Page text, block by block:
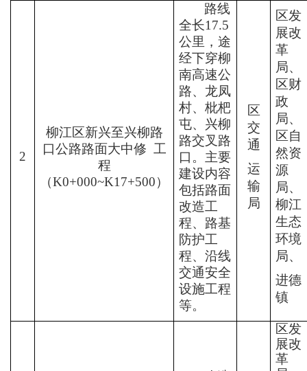
2
柳江区新兴至兴柳路
口公路路面大中修 工
程
（K0+000~K17+500）
路线
全长17.5
公里，途
经下穿柳
南高速公
路、龙凤
村、枇杷
屯、兴柳
路交叉路
口。主要
建设内容
包括路面
改造工
程、路基
防护工
程、沿线
交通安全
设施工程
等。
区
交
通
运
输
局
区发
展改
革
局、
区财
政
局、
区自
然资
源
局、
柳江
生态
环境
局、
进德
镇
区发
展改
革